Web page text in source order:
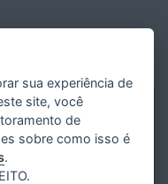
sua experiência de
site, você
de
sobre como isso é
.